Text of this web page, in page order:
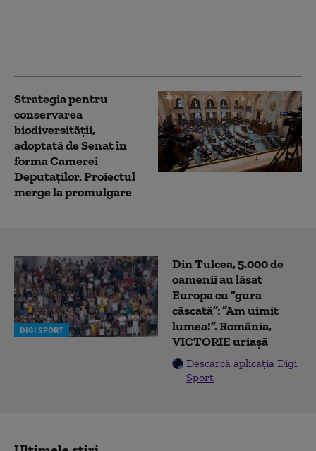
Strategia pentru
conservarea
biodiversității,
adoptată de Senat în
forma Camerei
Deputaților. Proiectul
merge la promulgare
DIGI SPORT
Din Tulcea, 5.000 de
oamenii au lăsat
Europa cu ”gura
căscată”: ”Am uimit
lumea!”. România,
VICTORIE uriașă
Descarcă aplicația Digi
Sport